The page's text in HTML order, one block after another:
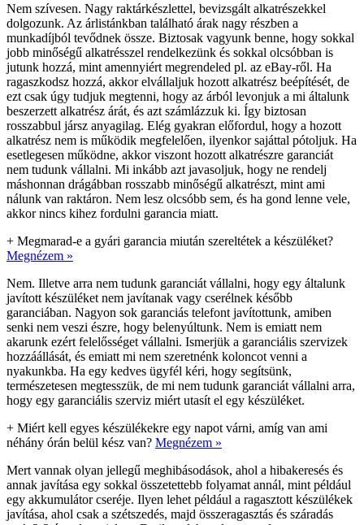
Nem szívesen. Nagy raktárkészlettel, bevizsgált alkatrészekkel
dolgozunk. Az árlistánkban található árak nagy részben a
munkadíjból tevődnek össze. Biztosak vagyunk benne, hogy sokkal
jobb minőségű alkatrésszel rendelkezünk és sokkal olcsóbban is
jutunk hozzá, mint amennyiért megrendeled pl. az eBay-ről. Ha
ragaszkodsz hozzá, akkor elvállaljuk hozott alkatrész beépítését, de
ezt csak úgy tudjuk megtenni, hogy az árból levonjuk a mi általunk
beszerzett alkatrész árát, és azt számlázzuk ki. Így biztosan
rosszabbul jársz anyagilag. Elég gyakran előfordul, hogy a hozott
alkatrész nem is működik megfelelően, ilyenkor sajáttal pótoljuk. Ha
esetlegesen működne, akkor viszont hozott alkatrészre garanciát
nem tudunk vállalni. Mi inkább azt javasoljuk, hogy ne rendelj
máshonnan drágábban rosszabb minőségű alkatrészt, mint ami
nálunk van raktáron. Nem lesz olcsóbb sem, és ha gond lenne vele,
akkor nincs kihez fordulni garancia miatt.
+ Megmarad-e a gyári garancia miután szereltétek a készüléket?
Megnézem »
Nem. Illetve arra nem tudunk garanciát vállalni, hogy egy általunk
javított készüléket nem javítanak vagy cserélnek később
garanciában. Nagyon sok garanciás telefont javítottunk, amiben
senki nem veszi észre, hogy belenyúltunk. Nem is emiatt nem
akarunk ezért felelősséget vállalni. Ismerjük a garanciális szervizek
hozzáállását, és emiatt mi nem szeretnénk koloncot venni a
nyakunkba. Ha egy kedves ügyfél kéri, hogy segítsünk,
természetesen megtesszük, de mi nem tudunk garanciát vállalni arra,
hogy egy garanciális szerviz miért utasít el egy készüléket.
+ Miért kell egyes készülékekre egy napot várni, amíg van ami
néhány órán belül kész van? Megnézem »
Mert vannak olyan jellegű meghibásodások, ahol a hibakeresés és
annak javítása egy sokkal összetettebb folyamat annál, mint például
egy akkumulátor cseréje. Ilyen lehet például a ragasztott készülékek
javítása, ahol csak a szétszedés, majd összeragasztás és száradás